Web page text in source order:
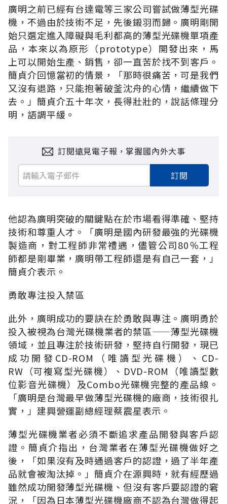
廣明之前已經有台達電等三家公司嘗試做薄型光碟
機，不過由於技術不足，先後鎩羽而歸。廣明剛開
始只選定進入障礙與毛利都高的薄型光碟機單項產
品，本來以為原形（prototype）開發出來，馬
上可以開始生產、銷售，卻一直苦於找不到客戶。
簡貞介回憶當初的情景，「那時很痛苦，可是我們
又沒有退路，只能抱著破釜沈舟的心情，繼續做下
去。」簡貞介五十年次，長得壯壯的，說話條理分
明，語調平緩。
訂閱遠見電子報，掌握國內外大事
訂閱
他認為廣明突破的關鍵點在於市場看得準確、堅持
技術和尊重人才。「廣明是國內研發最強的光碟機
製造商，對工程師非常禮遇，儘管公司80％工程
師都是剛畢業，廣明帶工程師還是有自己一套，」
簡貞介表示。
勇敢專注投入禁區
此外，廣明成功的要訣在於勇敢與專注。廣明勇於
投入被視為台灣光碟機業者的禁區——薄型光碟機
領域，並且專注於技術研發，堅持自行開發，現已
成功開發CD-ROM（唯讀型光碟機）、CD-
RW（可複寫型光碟機）、DVD-ROM（唯讀型數
位影音光碟機）及Combo光碟機完整的產品線。
「廣明是台灣最早做薄型光碟機的廠商，技術很扎
實，」建興營運副總經理蔡震星表示。
薄型光碟機業者必須不斷追求產品開發與客戶認
證。簡貞介指出，台灣業者在薄型光碟機做好之
後，「如果沒有及時通過客戶的認證，過了半年產
品就會被淘汰掉。」簡貞介在源興時，就有經歷過
雖然成功開發薄型光碟機、但沒有客戶要認證的窘
況，「因為日本薄型光碟機廠商不認為台灣做得起